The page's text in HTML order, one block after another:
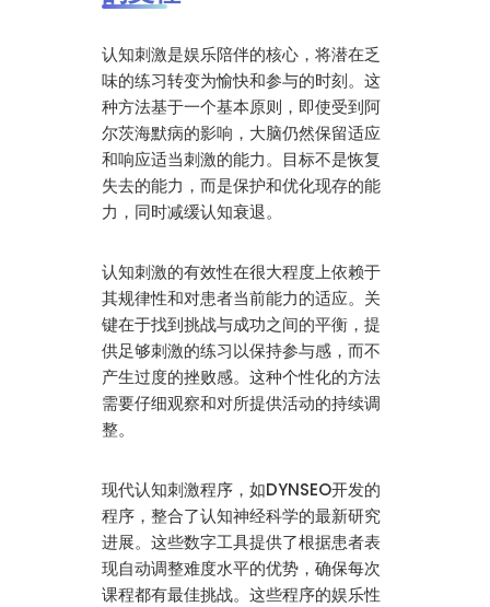
认知刺激是娱乐陪伴的核心，将潜在乏
味的练习转变为愉快和参与的时刻。这
种方法基于一个基本原则，即使受到阿
尔茨海默病的影响，大脑仍然保留适应
和响应适当刺激的能力。目标不是恢复
失去的能力，而是保护和优化现存的能
力，同时减缓认知衰退。
认知刺激的有效性在很大程度上依赖于
其规律性和对患者当前能力的适应。关
键在于找到挑战与成功之间的平衡，提
供足够刺激的练习以保持参与感，而不
产生过度的挫败感。这种个性化的方法
需要仔细观察和对所提供活动的持续调
整。
现代认知刺激程序，如DYNSEO开发的
程序，整合了认知神经科学的最新研究
进展。这些数字工具提供了根据患者表
现自动调整难度水平的优势，确保每次
课程都有最佳挑战。这些程序的娱乐性